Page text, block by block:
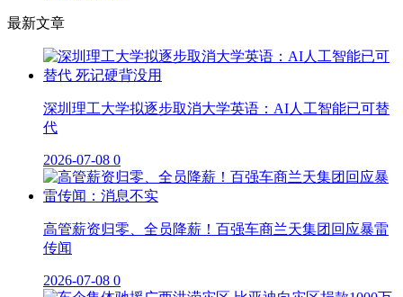
最新文章
深圳理工大学拟逐步取消大学英语：AI人工智能已可替
代
2026-07-08 0
高管薪资归零、全员降薪！百强车商兰天集团回应暴雷
传闻
2026-07-08 0